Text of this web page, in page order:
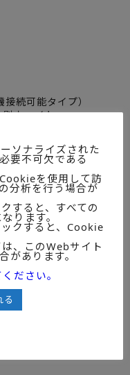
続可能タイプ）
別ウェイト
の業種別販売動向
格
ワークへの取り組み/
／構成比
ソナライズされた
要不可欠である
を使用して訪
分析を行う場合が
すると、すべての
ります。
クすると、Cookie
、このWebサイト
があります。
ださい。
る